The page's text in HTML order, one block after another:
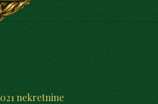
021 nekretnine